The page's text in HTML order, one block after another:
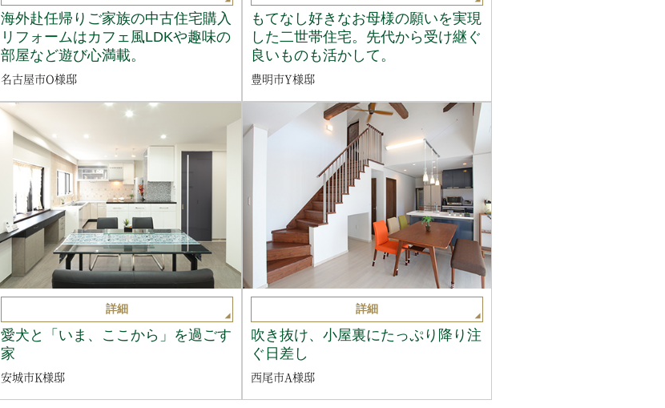
海外赴任帰りご家族の中古住宅購入
リフォームはカフェ風LDKや趣味の
部屋など遊び心満載。
名古屋市O様邸
もてなし好きなお母様の願いを実現
した二世帯住宅。先代から受け継ぐ
良いものも活かして。
豊明市Y様邸
詳細
愛犬と「いま、ここから」を過ごす
家
安城市K様邸
詳細
吹き抜け、小屋裏にたっぷり降り注
ぐ日差し
西尾市A様邸